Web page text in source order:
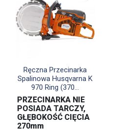
Szybki podgląd
Ręczna Przecinarka
Spalinowa Husqvarna K
970 Ring (370...
PRZECINARKA NIE
POSIADA TARCZY,
GŁĘBOKOŚĆ CIĘCIA
270mm